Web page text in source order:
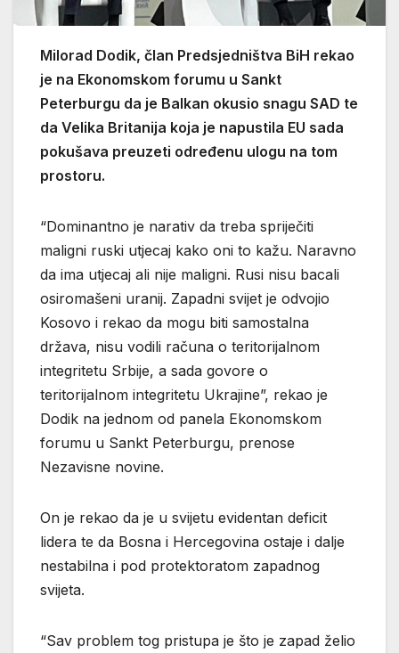
Milorad Dodik, član Predsjedništva BiH rekao
je na Ekonomskom forumu u Sankt
Peterburgu da je Balkan okusio snagu SAD te
da Velika Britanija koja je napustila EU sada
pokušava preuzeti određenu ulogu na tom
prostoru.
“Dominantno je narativ da treba spriječiti
maligni ruski utjecaj kako oni to kažu. Naravno
da ima utjecaj ali nije maligni. Rusi nisu bacali
osiromašeni uranij. Zapadni svijet je odvojio
Kosovo i rekao da mogu biti samostalna
država, nisu vodili računa o teritorijalnom
integritetu Srbije, a sada govore o
teritorijalnom integritetu Ukrajine”, rekao je
Dodik na jednom od panela Ekonomskom
forumu u Sankt Peterburgu, prenose
Nezavisne novine.
On je rekao da je u svijetu evidentan deficit
lidera te da Bosna i Hercegovina ostaje i dalje
nestabilna i pod protektoratom zapadnog
svijeta.
“Sav problem tog pristupa je što je zapad želio